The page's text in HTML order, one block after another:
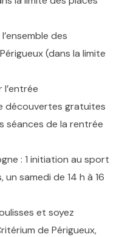
des
(dans la limite
découvertes gratuites
séances de la rentrée
: 1 initiation au sport
samedi de 14 h à 16
et soyez
de Périgueux,